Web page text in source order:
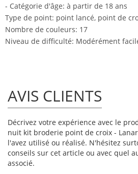
- Catégorie d'âge: à partir de 18 ans
Type de point: point lancé, point de
Nombre de couleurs: 17
Niveau de difficulté: Modérément
AVIS CLIENTS
Décrivez votre expérience avec le
nuit kit broderie point de croix -
l'avez utilisé ou réalisé. N'hésitez
conseils sur cet article ou avec quel
associé.